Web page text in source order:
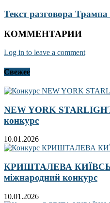
Текст разговора Трампа
КОММЕНТАРИИ
Log in to leave a comment
Свежее
NEW YORK
конкурс
10.01.2026
КРИШТАЛЕВА
міжнародний конкурс
10.01.2026